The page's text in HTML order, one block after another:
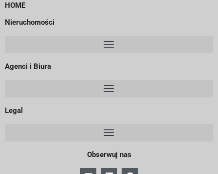
HOME
Nieruchomości
Agenci i Biura
Legal
Obserwuj nas